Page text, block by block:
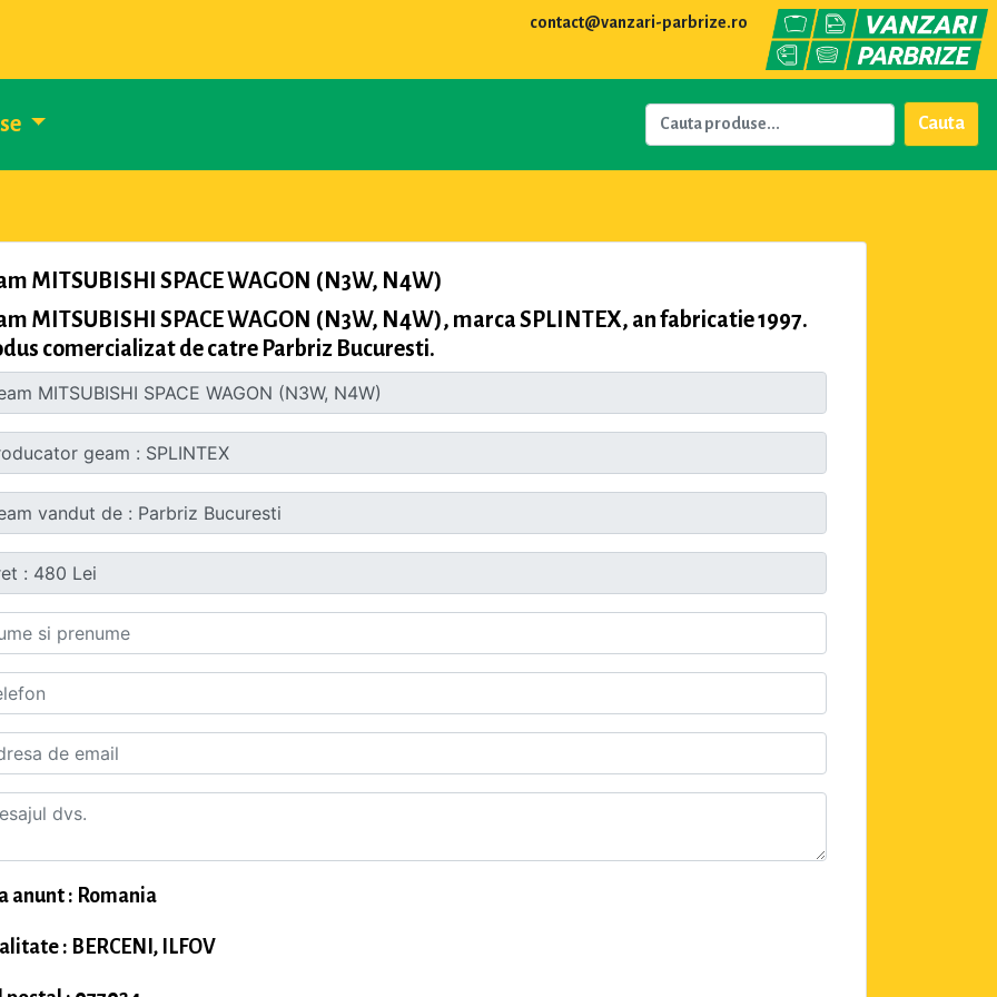
contact@vanzari-parbrize.ro
Cauta
MITSUBISHI SPACE WAGON (N3W, N4W)
MITSUBISHI SPACE WAGON (N3W, N4W), marca SPLINTEX, an fabricatie 1997.
comercializat de catre Parbriz Bucuresti.
anunt : Romania
: BERCENI, ILFOV